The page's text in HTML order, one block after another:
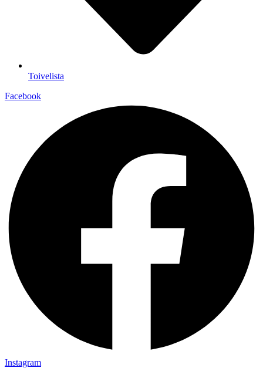
Toivelista
Facebook
Instagram